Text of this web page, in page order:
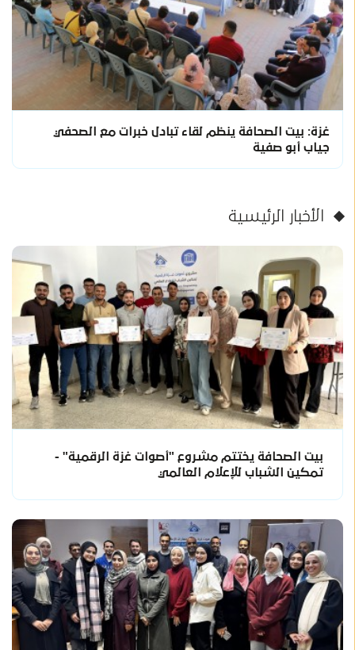
غزة: بيت الصحافة ينظم لقاء تبادل خبرات مع الصحفي
جياب أبو صفية
الأخبار الرئيسية
بيت الصحافة يختتم مشروع "أصوات غزة الرقمية" -
تمكين الشباب للإعلام العالمي